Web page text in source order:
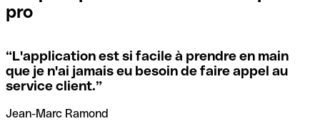
locales.
Si vous n'êtes pas sûr du code SWIFT que vous devriez
utiliser, nous avons développé un outil de recherche de
codes SWIFT par nom de banque.
vérification/recherche de codes SWIFT. Ainsi, vous pouvez
trouver et vérifier vos codes SWIFT avant de réaliser vos
transferts d’argent.
pro
“L'application est si facile à prendre en main
que je n'ai jamais eu besoin de faire appel au
service client.”
Jean-Marc Ramond